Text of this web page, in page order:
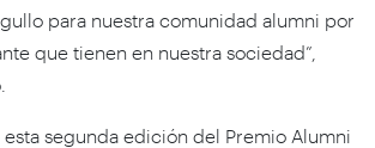
para nuestra comunidad alumni por
que tienen en nuestra sociedad”,
segunda edición del Premio Alumni